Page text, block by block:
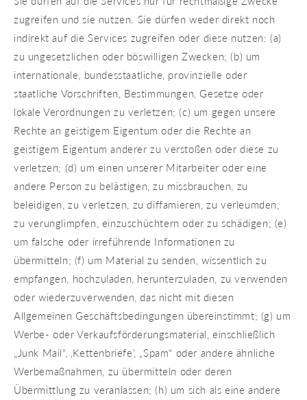
zugreifen und sie nutzen. Sie dürfen weder direkt noch
indirekt auf die Services zugreifen oder diese nutzen: (a)
zu ungesetzlichen oder böswilligen Zwecken; (b) um
internationale, bundesstaatliche, provinzielle oder
staatliche Vorschriften, Bestimmungen, Gesetze oder
lokale Verordnungen zu verletzen; (c) um gegen unsere
Rechte an geistigem Eigentum oder die Rechte an
geistigem Eigentum anderer zu verstoßen oder diese zu
verletzen; (d) um einen unserer Mitarbeiter oder eine
andere Person zu belästigen, zu missbrauchen, zu
beleidigen, zu verletzen, zu diffamieren, zu verleumden,
zu verunglimpfen, einzuschüchtern oder zu schädigen; (e)
um falsche oder irreführende Informationen zu
übermitteln; (f) um Material zu senden, wissentlich zu
empfangen, hochzuladen, herunterzuladen, zu verwenden
oder wiederzuverwenden, das nicht mit diesen
Allgemeinen Geschäftsbedingungen übereinstimmt; (g) um
Werbe- oder Verkaufsförderungsmaterial, einschließlich
„Junk Mail“, ‚Kettenbriefe‘, „Spam“ oder andere ähnliche
Werbemaßnahmen, zu übermitteln oder deren
Übermittlung zu veranlassen; (h) um sich als eine andere